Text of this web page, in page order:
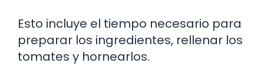
Esto incluye el tiempo necesario para
preparar los ingredientes, rellenar los
tomates y hornearlos.